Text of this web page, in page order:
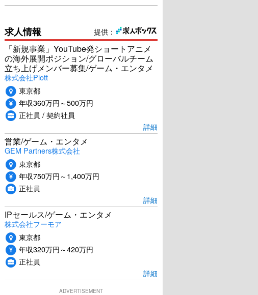
提供：
求人情報
「新規事業」YouTube発ショートアニメ
の海外展開ポジション/グローバルチーム
立ち上げメンバー募集/ゲーム・エンタメ
株式会社Plott
東京都
年収360万円～500万円
正社員 / 契約社員
詳細
営業/ゲーム・エンタメ
GEM Partners株式会社
東京都
年収750万円～1,400万円
正社員
詳細
IPセールス/ゲーム・エンタメ
株式会社フーモア
東京都
年収320万円～420万円
正社員
詳細
ADVERTISEMENT